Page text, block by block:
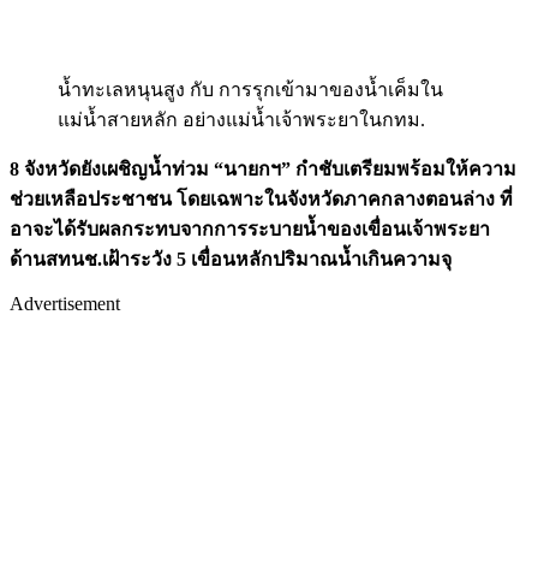
น้ำทะเลหนุนสูง กับ การรุกเข้ามาของน้ำเค็มใน
แม่น้ำสายหลัก อย่างแม่น้ำเจ้าพระยาในกทม.
8 จังหวัดยังเผชิญน้ำท่วม “นายกฯ” กำชับเตรียมพร้อมให้ความ
ช่วยเหลือประชาชน โดยเฉพาะในจังหวัดภาคกลางตอนล่าง ที่
อาจะได้รับผลกระทบจากการระบายน้ำของเขื่อนเจ้าพระยา
ด้านสทนช.เฝ้าระวัง 5 เขื่อนหลักปริมาณน้ำเกินความจุ
Advertisement